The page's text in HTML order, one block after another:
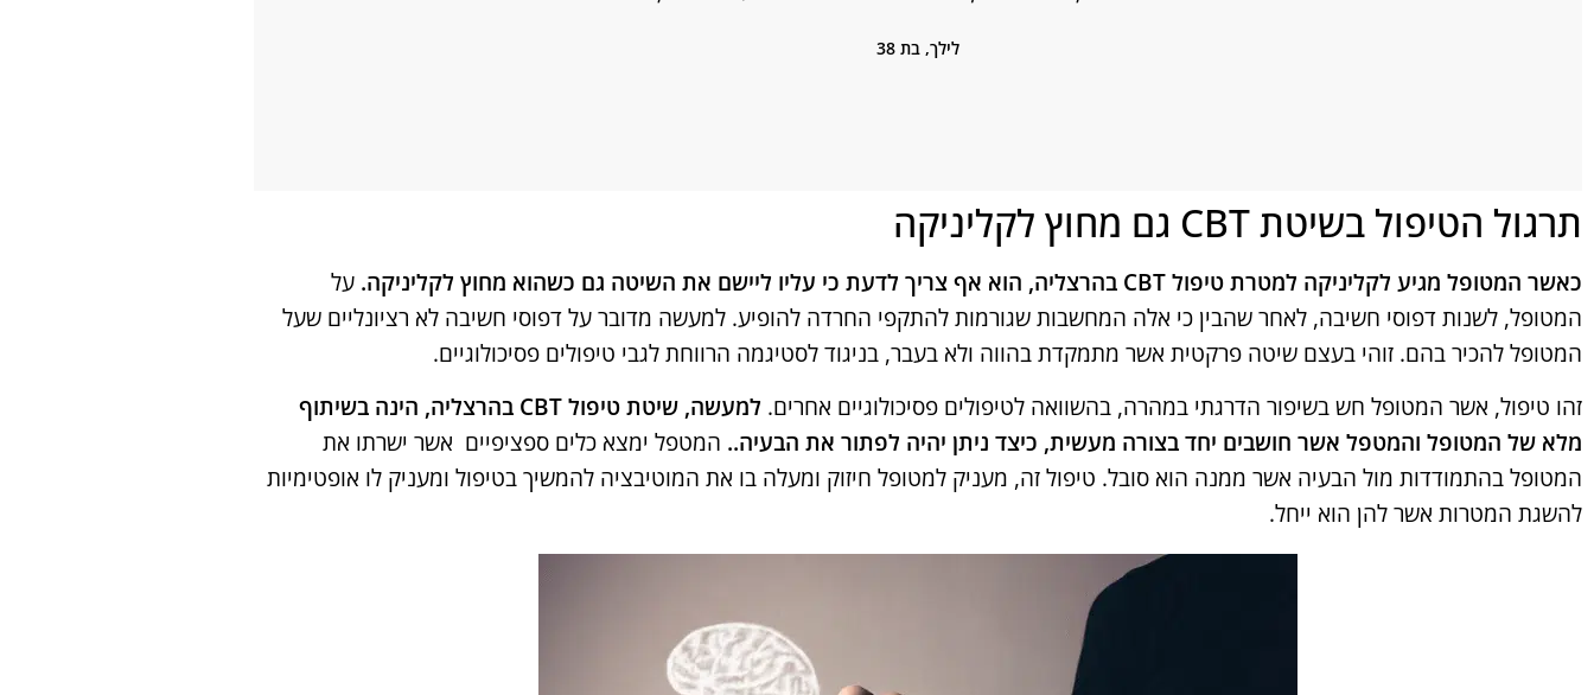
לילך, בת 38
תרגול הטיפול בשיטת CBT גם מחוץ לקליניקה
כאשר המטופל מגיע לקליניקה למטרת טיפול CBT בהרצליה, הוא אף צריך לדעת כי עליו ליישם את השיטה גם כשהוא מחוץ לקליניקה.
על
המטופל, לשנות דפוסי חשיבה, לאחר שהבין כי אלה המחשבות שגורמות להתקפי החרדה להופיע. למעשה מדובר על דפוסי חשיבה לא רציונליים שעל
המטופל להכיר בהם. זוהי בעצם שיטה פרקטית אשר מתמקדת בהווה ולא בעבר, בניגוד לסטיגמה הרווחת לגבי טיפולים פסיכולוגיים.
זהו טיפול, אשר המטופל חש בשיפור הדרגתי במהרה, בהשוואה לטיפולים פסיכולוגיים אחרים.
למעשה, שיטת טיפול CBT בהרצליה, הינה בשיתוף
מלא של המטופל והמטפל אשר חושבים יחד בצורה מעשית, כיצד ניתן יהיה לפתור את הבעיה.. המטפל ימצא כלים ספציפיים אשר ישרתו את
המטופל בהתמודדות מול הבעיה אשר ממנה הוא סובל. טיפול זה, מעניק למטופל חיזוק ומעלה בו את המוטיבציה להמשיך בטיפול ומעניק לו אופטימיות
להשגת המטרות אשר להן הוא ייחל.